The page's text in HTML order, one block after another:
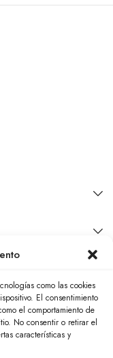
como las cookies
El consentimiento
el comportamiento de
No consentir o retirar el
características y